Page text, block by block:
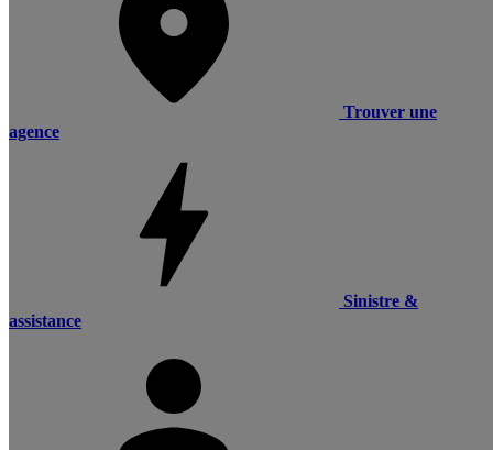
Trouver une
agence
Sinistre &
assistance